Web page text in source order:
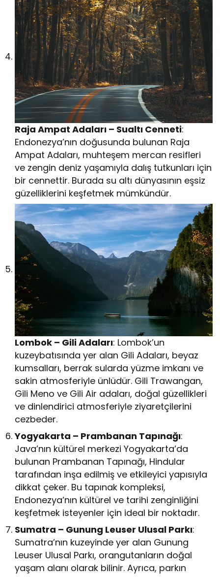
Raja Ampat Adaları – Sualtı Cenneti:
Endonezya’nın doğusunda bulunan Raja
Ampat Adaları, muhteşem mercan resifleri
ve zengin deniz yaşamıyla dalış tutkunları için
bir cennettir. Burada su altı dünyasının eşsiz
güzelliklerini keşfetmek mümkündür.
Lombok – Gili Adaları: Lombok’un
kuzeybatısında yer alan Gili Adaları, beyaz
kumsalları, berrak sularda yüzme imkanı ve
sakin atmosferiyle ünlüdür. Gili Trawangan,
Gili Meno ve Gili Air adaları, doğal güzellikleri
ve dinlendirici atmosferiyle ziyaretçilerini
cezbeder.
Yogyakarta – Prambanan Tapınağı:
Java’nın kültürel merkezi Yogyakarta’da
bulunan Prambanan Tapınağı, Hindular
tarafından inşa edilmiş ve etkileyici yapısıyla
dikkat çeker. Bu tapınak kompleksi,
Endonezya’nın kültürel ve tarihi zenginliğini
keşfetmek isteyenler için ideal bir noktadır.
Sumatra – Gunung Leuser Ulusal Parkı:
Sumatra’nın kuzeyinde yer alan Gunung
Leuser Ulusal Parkı, orangutanların doğal
yaşam alanı olarak bilinir. Ayrıca, parkın